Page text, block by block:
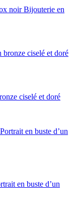
noir Bijouterie en
ciselé et doré
en buste d’un